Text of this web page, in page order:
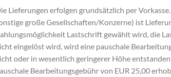
Lieferungen erfolgen grundsätzlich per
große Gesellschaften/Konzerne) ist
Lastschrift gewählt wird, die
eingelöst wird, wird eine pauschale
oder in wesentlich geringerer Höhe
Bearbeitungsgebühr von EUR 25,00